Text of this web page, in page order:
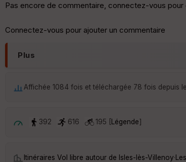
Pas encore de commentaire, connectez-vous pour
Connectez-vous pour ajouter un commentaire
Plus
Affichée 1084 fois et téléchargée 78 fois depuis
392 616 195 [ Légende]
Itinéraires Vol libre autour de Isles-lès-Villenoy·